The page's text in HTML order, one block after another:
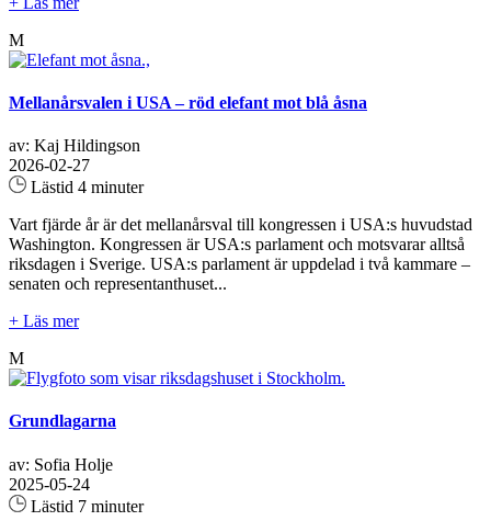
M
Mellanårsvalen i USA – röd elefant mot blå åsna
av: Kaj Hildingson
2026-02-27
Lästid 4 minuter
Vart fjärde år är det mellanårsval till kongressen i USA:s huvudstad
Washington. Kongressen är USA:s parlament och motsvarar alltså
riksdagen i Sverige. USA:s parlament är uppdelad i två kammare –
senaten och representanthuset...
+ Läs mer
M
Grundlagarna
av: Sofia Holje
2025-05-24
Lästid 7 minuter